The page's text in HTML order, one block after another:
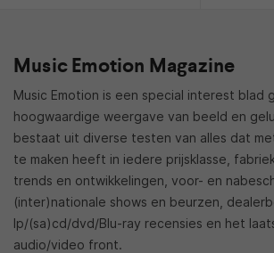
Music Emotion Magazine
Music Emotion is een special interest blad
hoogwaardige weergave van beeld en
bestaat uit diverse testen van alles dat
te maken heeft in iedere prijsklasse,
trends en ontwikkelingen, voor- en
(inter)nationale shows en beurzen,
lp/(sa)cd/dvd/Blu-ray recensies en het
audio/video front.